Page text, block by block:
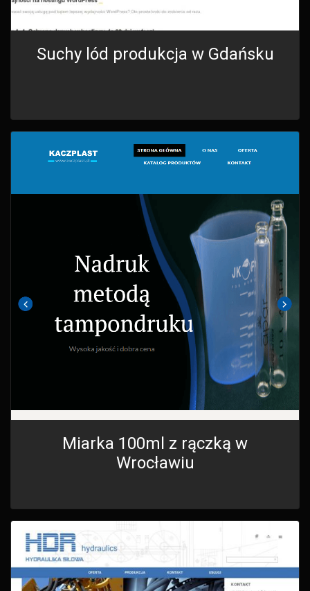
Suchy lód produkcja w Gdańsku
Miarka 100ml z rączką w
Wrocławiu